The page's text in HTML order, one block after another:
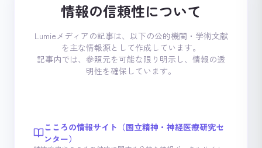
情報の信頼性について
Lumieメディアの記事は、以下の公的機関・学術文献
を主な情報源として作成しています。
記事内では、参照元を可能な限り明示し、情報の透
明性を確保しています。
こころの情報サイト（国立精神・神経医療研究セ
ンター）